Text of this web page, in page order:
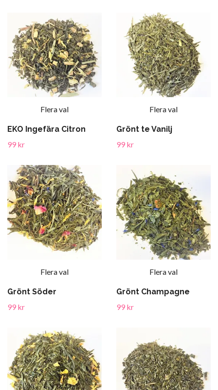
Flera val
EKO Ingefära Citron
99 kr
Flera val
Grönt te Vanilj
99 kr
Flera val
Grönt Söder
99 kr
Flera val
Grönt Champagne
99 kr